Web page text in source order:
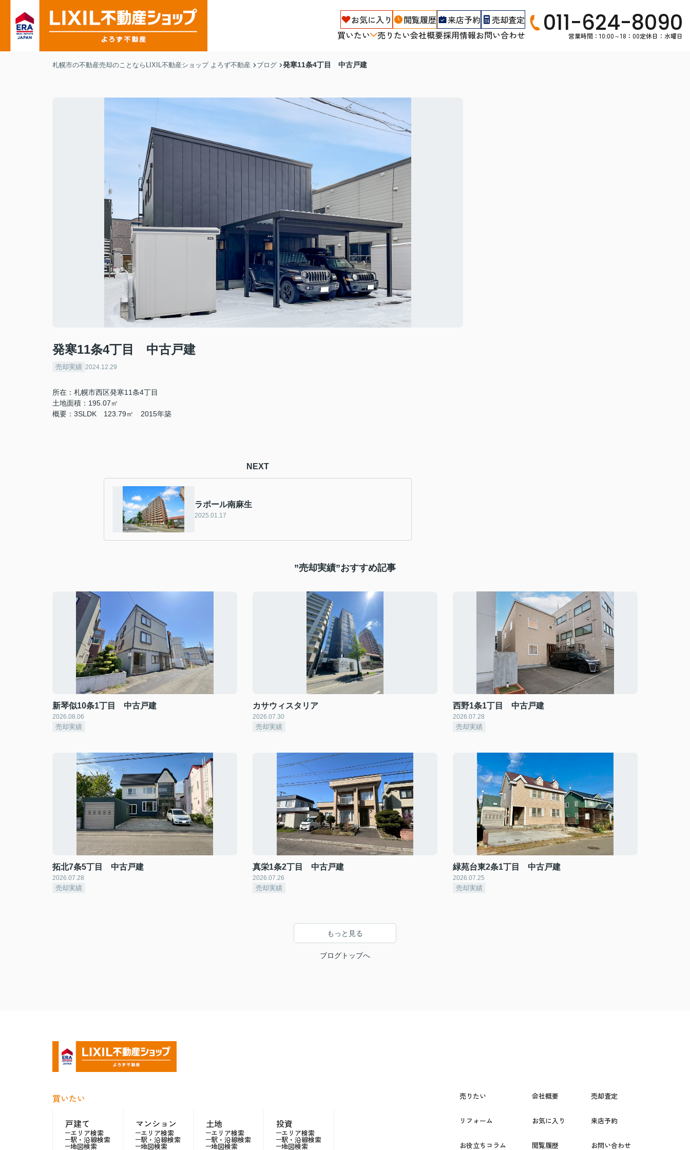
お気に入り 閲覧履歴 来店予約
売却査定
買いたい
売りたい会社概要採用情報お問い合わせ 011-624-8090
営業時間：10:00～18：00定休日：水曜日
札幌市の不動産売却のことならLIXIL不動産ショップ よろず不動産 ブログ 発寒11条4丁目 中古戸建
発寒11条4丁目 中古戸建
売却実績 2024.12.29
所在：札幌市西区発寒11条4丁目
土地面積：195.07㎡
概要：3SLDK 123.79㎡ 2015年築
NEXT
ラポール南麻生
2025.01.17
”売却実績”おすすめ記事
新琴似10条1丁目 中古戸建
2026.08.06
売却実績
カサウィスタリア
2026.07.30
売却実績
西野1条1丁目 中古戸建
2026.07.28
売却実績
拓北7条5丁目 中古戸建
2026.07.28
売却実績
真栄1条2丁目 中古戸建
2026.07.26
売却実績
緑苑台東2条1丁目 中古戸建
2026.07.25
売却実績
もっと見る
ブログトップへ
買いたい
戸建て
エリア検索
駅・沿線検索
地図検索
マンション
エリア検索
駅・沿線検索
地図検索
土地
エリア検索
駅・沿線検索
地図検索
投資
エリア検索
駅・沿線検索
地図検索
売りたい 会社概要 売却査定
リフォーム お気に入り 来店予約
お役立ちコラム 閲覧履歴 お問い合わせ